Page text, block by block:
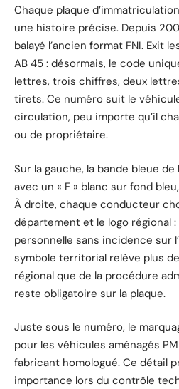
Chaque plaque
une histoire précise. Depuis
balayé l’ancien format FNI. Exit
AB 45 : désormais, le code
lettres, trois chiffres, deux
tirets. Ce numéro suit le
circulation, peu importe qu’il
ou de propriétaire.
Sur la gauche, la bande bleue de
avec un « F » blanc sur fond
À droite, chaque conducteur
département et le logo régional
personnelle sans incidence sur
symbole territorial relève plus
régional que de la procédure
reste obligatoire sur la plaque.
Juste sous le numéro, le
pour les véhicules aménagés
fabricant homologué. Ce détail
importance lors du contrôle